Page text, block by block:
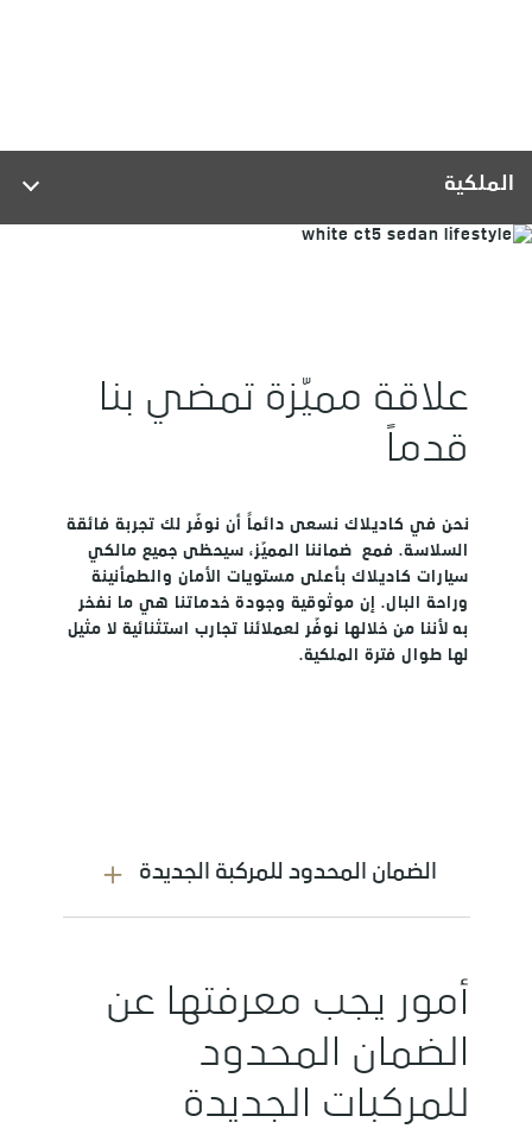
الملكية
علاقة مميّزة تمضي بنا
قدماً
نحن في كاديلاك نسعى دائماً أن نوفّر لك تجربة فائقة
السلاسة. فمع ضماننا المميّز، سيحظى جميع مالكي
سيارات كاديلاك بأعلى مستويات الأمان والطمأنينة
وراحة البال. إن موثوقية وجودة خدماتنا هي ما نفخر
به لأننا من خلالها نوفّر لعملائنا تجارب استثنائية لا مثيل
لها طوال فترة الملكية.
الضمان المحدود للمركبة الجديدة
أن يكون ناجماً عن عيوب في المواد أو في
جودة الصناعة خلال فترة الضمان. سيتم
استخدام قطع غيار جديدة أو معاد تصنيعها.
يبدأ سريان فترة الضمان لجميع التصليحات
بدءاً من تاريخ تسليم هذه المركبة أو تشغيلها
وينتهي عند انقضاء فترة التغطية.
أمور يجب معرفتها عن
الضمان المحدود
للمركبات الجديدة